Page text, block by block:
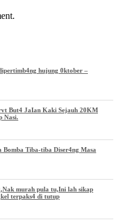
hujung 0ktober –
But4 JaIan Kaki Sejauh 20KM
Nasi.
Bomba Tiba-tiba Diser4ng Masa
murah pula tu,Ini lah sikap
terpaks4 di tutup